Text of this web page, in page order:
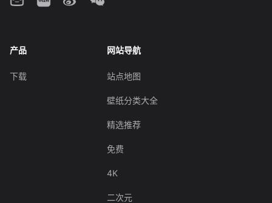
产品
下载
网站导航
站点地图
壁纸分类大全
精选推荐
免费
4K
二次元